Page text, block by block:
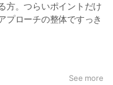
方。つらいポイントだけ
プローチの整体ですっき
See more